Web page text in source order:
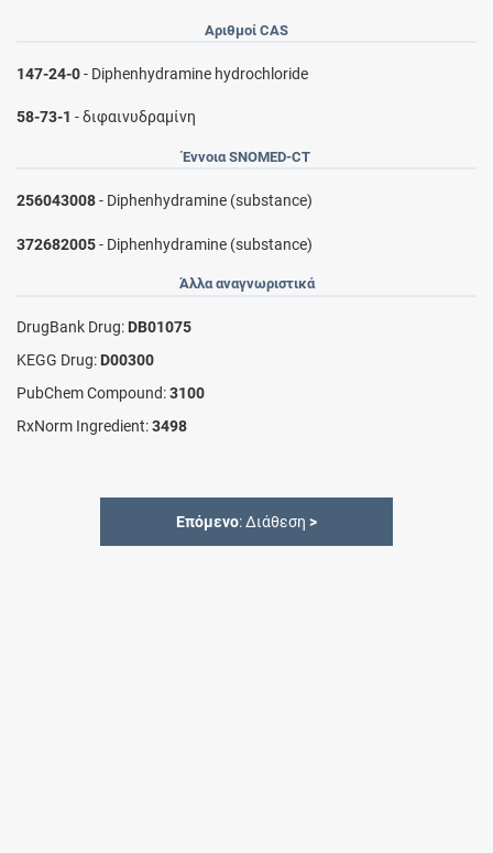
Αριθμοί CAS
147-24-0- Diphenhydramine hydrochloride
58-73-1 - διφαινυδραμίνη
Έννοια SNOMED-CT
256043008- Diphenhydramine (substance)
372682005- Diphenhydramine (substance)
Άλλα αναγνωριστικά
DrugBank Drug: DB01075
KEGG Drug: D00300
PubChem Compound:3100
RxNorm Ingredient:3498
Επόμενο: Διάθεση >